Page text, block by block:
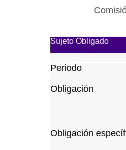
Sujeto Obligado
Periodo
Obligación
Obligación